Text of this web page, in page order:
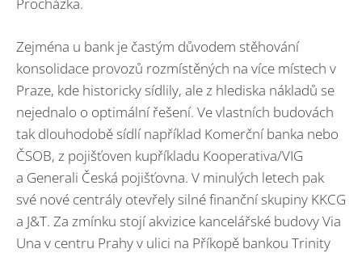
Zejména u bank je častým důvodem stěhování
konsolidace provozů rozmístěných na více místech v
Praze, kde historicky sídlily, ale z hlediska nákladů se
nejednalo o optimální řešení. Ve vlastních budovách
tak dlouhodobě sídlí například Komerční banka nebo
ČSOB, z pojišťoven kupříkladu Kooperativa/VIG
a Generali Česká pojišťovna. V minulých letech pak
své nové centrály otevřely silné finanční skupiny KKCG
a J&T. Za zmínku stojí akvizice kancelářské budovy Via
Una v centru Prahy v ulici na Příkopě bankou Trinity